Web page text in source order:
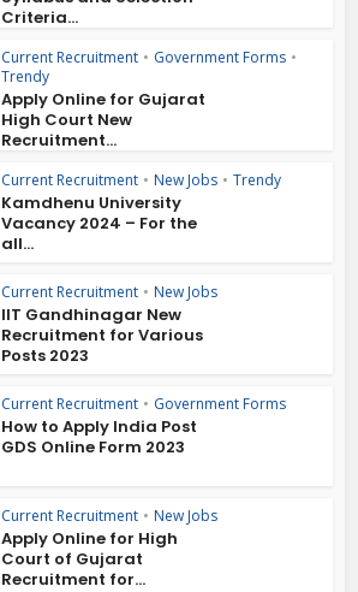
Criteria...
Current Recruitment • Government Forms •
Trendy
Apply Online for Gujarat
High Court New
Recruitment...
Current Recruitment • New Jobs • Trendy
Kamdhenu University
Vacancy 2024 – For the
all...
Current Recruitment • New Jobs
IIT Gandhinagar New
Recruitment for Various
Posts 2023
Current Recruitment • Government Forms
How to Apply India Post
GDS Online Form 2023
Current Recruitment • New Jobs
Apply Online for High
Court of Gujarat
Recruitment for...